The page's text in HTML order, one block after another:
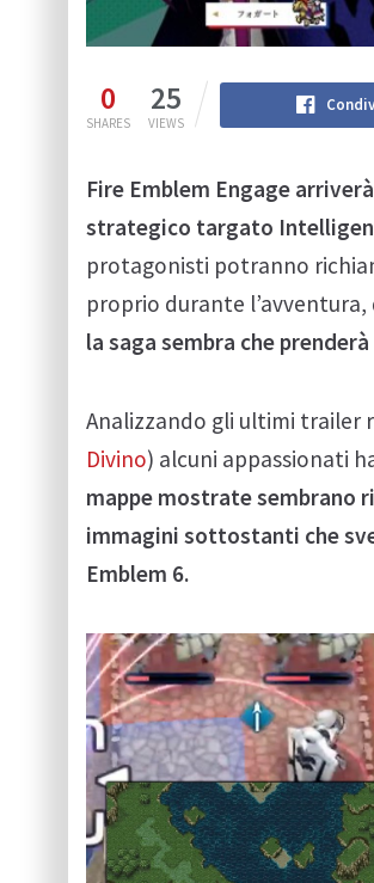
0
SHARES
25
VIEWS
Fire Emblem Engage
strategico targato
protagonisti potranno
proprio durante
la saga sembra che
Analizzando gli ultimi trailer
Divino) alcuni appassionati
mappe mostrate sembrano
immagini sottostanti che
Emblem 6.